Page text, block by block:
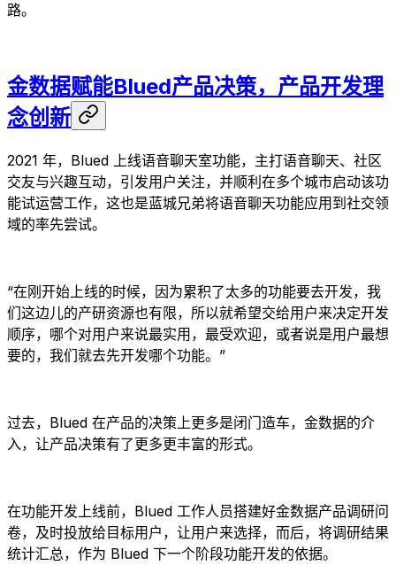
路。
金数据赋能Blued产品决策，产品开发理
念创新
2021 年，Blued 上线语音聊天室功能，主打语音聊天、社区
交友与兴趣互动，引发用户关注，并顺利在多个城市启动该功
能试运营工作，这也是蓝城兄弟将语音聊天功能应用到社交领
域的率先尝试。
“在刚开始上线的时候，因为累积了太多的功能要去开发，我
们这边儿的产研资源也有限，所以就希望交给用户来决定开发
顺序，哪个对用户来说最实用，最受欢迎，或者说是用户最想
要的，我们就去先开发哪个功能。”
过去，Blued 在产品的决策上更多是闭门造车，金数据的介
入，让产品决策有了更多更丰富的形式。
在功能开发上线前，Blued 工作人员搭建好金数据产品调研问
卷，及时投放给目标用户，让用户来选择，而后，将调研结果
统计汇总，作为 Blued 下一个阶段功能开发的依据。